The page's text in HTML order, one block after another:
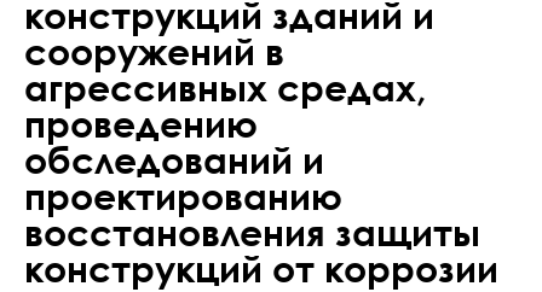
конструкций зданий и
сооружений в
агрессивных средах,
проведению
обследований и
проектированию
восстановления защиты
конструкций от коррозии